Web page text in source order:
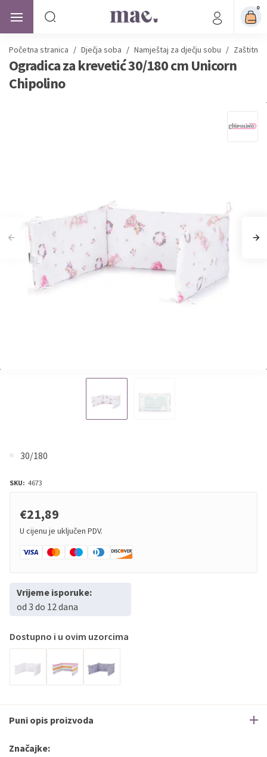
0
Početna stranica / Dječja soba / Namještaj za dječju sobu / Zaštitne
Ogradica za krevetić 30/180 cm Unicorn
Chipolino
30/180
SKU: 4673
€21,89
U cijenu je uključen PDV.
Vrijeme isporuke:
od 3 do 12 dana
Dostupno i u ovim uzorcima
Puni opis proizvoda
Značajke: